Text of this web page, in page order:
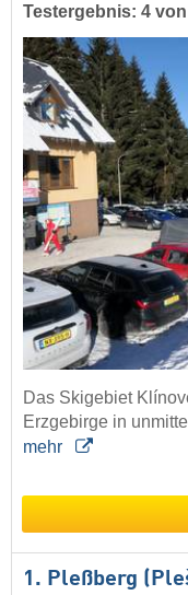
Testergebnis: 4
Das Skigebiet
Erzgebirge in
mehr
1. Pleßberg